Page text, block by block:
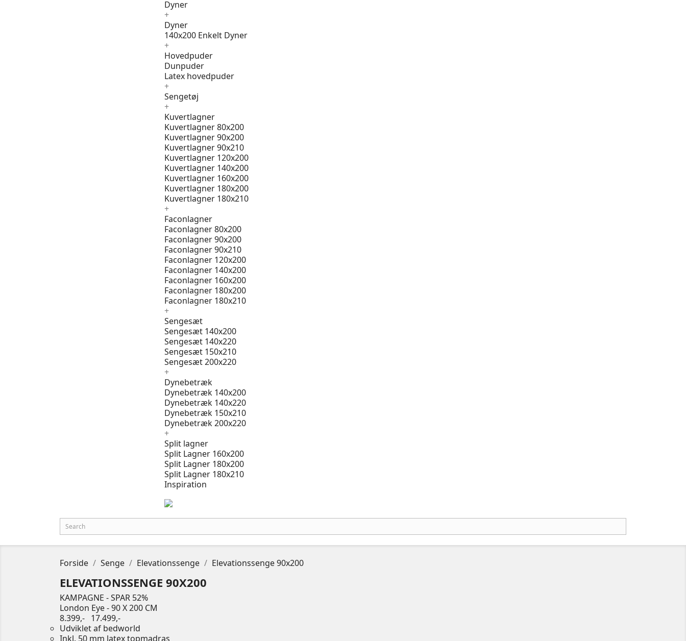
Dyner
+
Dyner
140x200 Enkelt Dyner
+
Hovedpuder
Dunpuder
Latex hovedpuder
+
Sengetøj
+
Kuvertlagner
Kuvertlagner 80x200
Kuvertlagner 90x200
Kuvertlagner 90x210
Kuvertlagner 120x200
Kuvertlagner 140x200
Kuvertlagner 160x200
Kuvertlagner 180x200
Kuvertlagner 180x210
+
Faconlagner
Faconlagner 80x200
Faconlagner 90x200
Faconlagner 90x210
Faconlagner 120x200
Faconlagner 140x200
Faconlagner 160x200
Faconlagner 180x200
Faconlagner 180x210
+
Sengesæt
Sengesæt 140x200
Sengesæt 140x220
Sengesæt 150x210
Sengesæt 200x220
+
Dynebetræk
Dynebetræk 140x200
Dynebetræk 140x220
Dynebetræk 150x210
Dynebetræk 200x220
+
Split lagner
Split Lagner 160x200
Split Lagner 180x200
Split Lagner 180x210
Inspiration
Forside Senge Elevationssenge Elevationssenge 90x200
ELEVATIONSSENGE 90X200
KAMPAGNE - SPAR 52%
London Eye - 90 X 200 CM
8.399,- 17.499,-
Udviklet af bedworld
Inkl. 50 mm latex topmadras